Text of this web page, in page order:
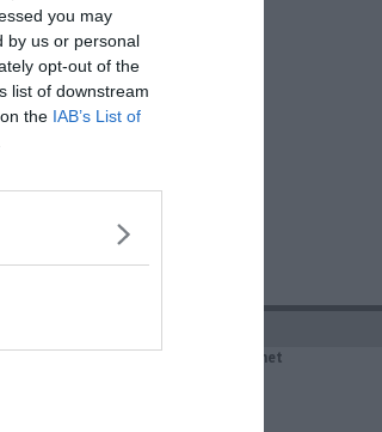
you may
by us or personal
opt-out of the
list of downstream
the IAB’s List of
IL NETWORK QuiNews.net